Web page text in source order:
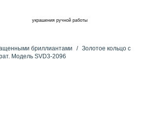
украшения ручной работы
бриллиантами
Золотое кольцо с
Модель SVD3-2096